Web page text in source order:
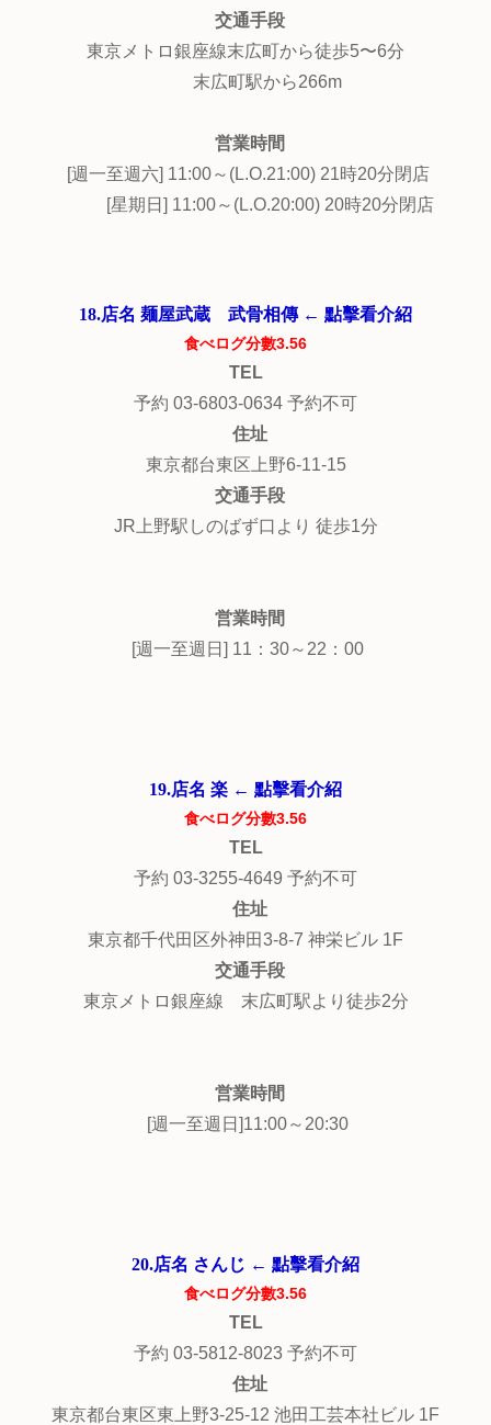
交通手段
東京メトロ銀座線末広町から徒歩5〜6分
末広町駅から266m
営業時間
[週一至週六] 11:00～(L.O.21:00) 21時20分閉店
[星期日] 11:00～(L.O.20:00) 20時20分閉店
18.店名 麺屋武蔵 武骨相傳 ← 點擊看介紹
食べログ分數3.56
TEL
予約 03-6803-0634 予約不可
住址
東京都台東区上野6-11-15
交通手段
JR上野駅しのばず口より 徒歩1分
営業時間
[週一至週日] 11：30～22：00
19.店名 楽 ← 點擊看介紹
食べログ分數3.56
TEL
予約 03-3255-4649 予約不可
住址
東京都千代田区外神田3-8-7 神栄ビル 1F
交通手段
東京メトロ銀座線 末広町駅より徒歩2分
営業時間
[週一至週日]11:00～20:30
20.店名 さんじ ← 點擊看介紹
食べログ分數3.56
TEL
予約 03-5812-8023 予約不可
住址
東京都台東区東上野3-25-12 池田工芸本社ビル 1F